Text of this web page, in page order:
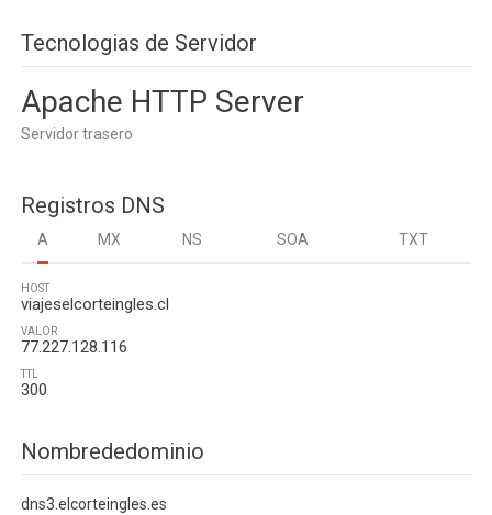
Tecnologias de Servidor
Apache HTTP Server
Servidor trasero
Registros DNS
A MX NS SOA TXT
HOST
viajeselcorteingles.cl
VALOR
77.227.128.116
TTL
300
Nombrededominio
dns3.elcorteingles.es